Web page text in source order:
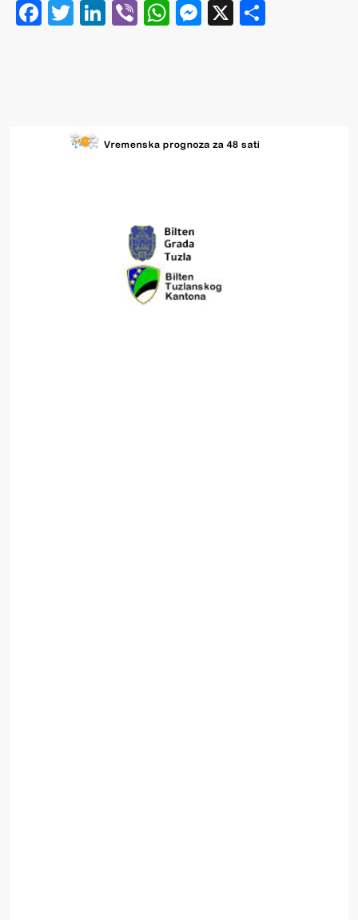
Facebook
Twitter
LinkedIn
ViberWhatsApp
Messenger
X